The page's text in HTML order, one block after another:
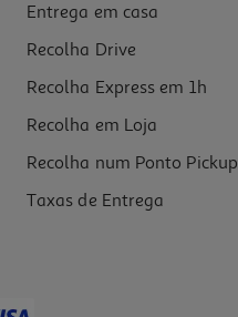
Entrega em casa
Recolha Drive
Recolha Express em 1h
Recolha em Loja
Recolha num Ponto Pickup
Taxas de Entrega